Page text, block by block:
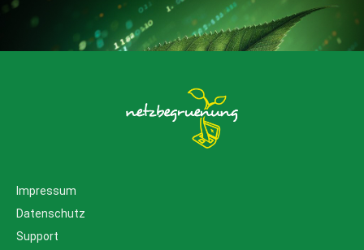
Impressum
Datenschutz
Support